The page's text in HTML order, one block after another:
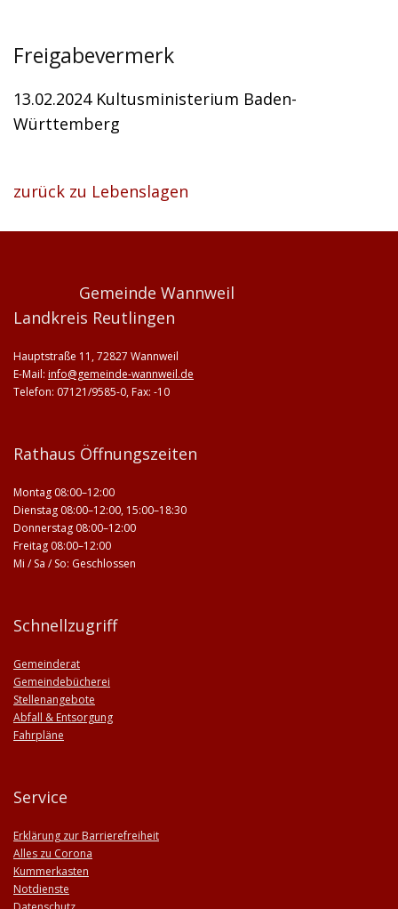
Freigabevermerk
13.02.2024 Kultusministerium Baden-
Württemberg
zurück zu Lebenslagen
Gemeinde Wannweil
Landkreis Reutlingen
Hauptstraße 11, 72827 Wannweil
E-Mail: info@gemeinde-wannweil.de
Telefon: 07121/9585-0, Fax: -10
Rathaus Öffnungszeiten
Montag 08:00–12:00
Dienstag 08:00–12:00, 15:00–18:30
Donnerstag 08:00–12:00
Freitag 08:00–12:00
Mi / Sa / So: Geschlossen
Schnellzugriff
Gemeinderat
Gemeindebücherei
Stellenangebote
Abfall & Entsorgung
Fahrpläne
Service
Erklärung zur Barrierefreiheit
Alles zu Corona
Kummerkasten
Notdienste